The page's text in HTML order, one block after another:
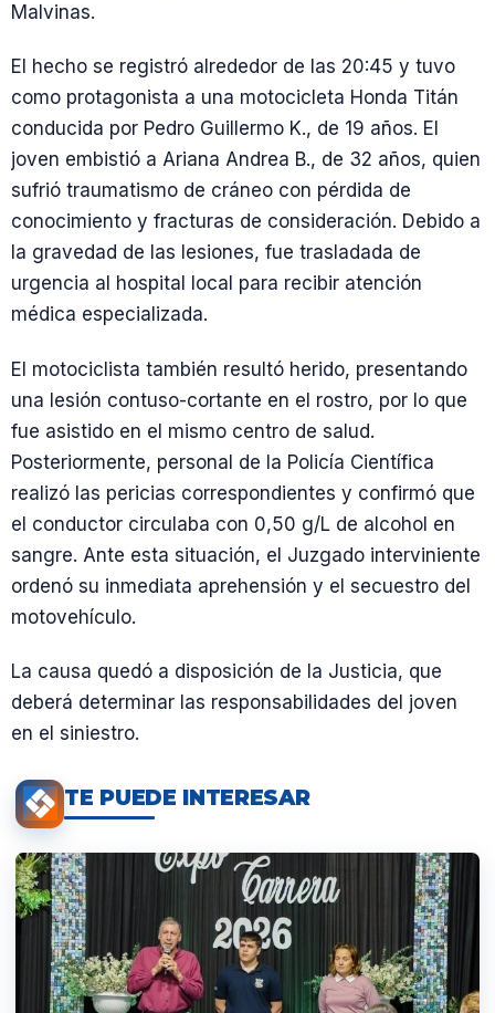
Malvinas.
El hecho se registró alrededor de las 20:45 y tuvo
como protagonista a una motocicleta Honda Titán
conducida por Pedro Guillermo K., de 19 años. El
joven embistió a Ariana Andrea B., de 32 años, quien
sufrió traumatismo de cráneo con pérdida de
conocimiento y fracturas de consideración. Debido a
la gravedad de las lesiones, fue trasladada de
urgencia al hospital local para recibir atención
médica especializada.
El motociclista también resultó herido, presentando
una lesión contuso-cortante en el rostro, por lo que
fue asistido en el mismo centro de salud.
Posteriormente, personal de la Policía Científica
realizó las pericias correspondientes y confirmó que
el conductor circulaba con 0,50 g/L de alcohol en
sangre. Ante esta situación, el Juzgado interviniente
ordenó su inmediata aprehensión y el secuestro del
motovehículo.
La causa quedó a disposición de la Justicia, que
deberá determinar las responsabilidades del joven
en el siniestro.
TE PUEDE INTERESAR